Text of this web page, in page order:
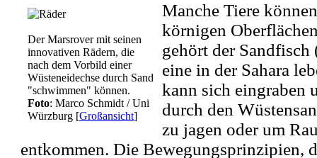
Der Marsrover mit seinen
innovativen Rädern, die
nach dem Vorbild einer
Wüsteneidechse durch Sand
"schwimmen" können.
Foto: Marco Schmidt / Uni
Würzburg [Großansicht]
Manche Tiere
körnigen
gehört der Sandfisch
eine in der Sahara
kann sich eingraben
durch den
zu jagen oder um
entkommen. Die Bewegungsprinzipien,